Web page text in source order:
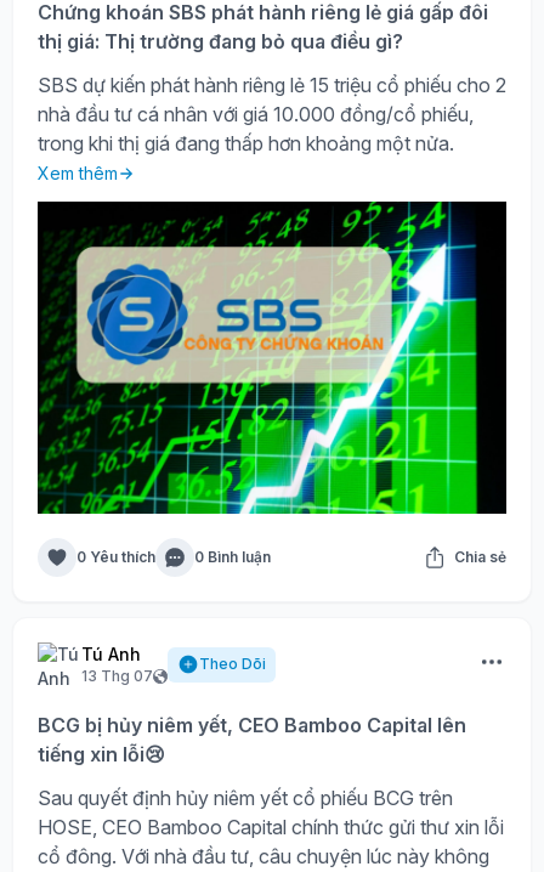
Chứng khoán SBS phát hành riêng lẻ giá gấp đôi
thị giá: Thị trường đang bỏ qua điều gì?
SBS dự kiến phát hành riêng lẻ 15 triệu cổ phiếu cho 2
nhà đầu tư cá nhân với giá 10.000 đồng/cổ phiếu,
trong khi thị giá đang thấp hơn khoảng một nửa.
Xem thêm
0 Yêu thích 0 Bình luận Chia sẻ
Tú Anh
13 Thg 07
Theo Dõi
BCG bị hủy niêm yết, CEO Bamboo Capital lên
tiếng xin lỗi😢
Sau quyết định hủy niêm yết cổ phiếu BCG trên
HOSE, CEO Bamboo Capital chính thức gửi thư xin lỗi
cổ đông. Với nhà đầu tư, câu chuyện lúc này không